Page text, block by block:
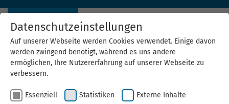
Lohnt sich Solarenergie für mich?
Datenschutzeinstellungen
Auf unserer Webseite werden Cookies verwendet. Einige davon
werden zwingend benötigt, während es uns andere
ermöglichen, Ihre Nutzererfahrung auf unserer Webseite zu
verbessern.
Essenziell Statistiken Externe Inhalte